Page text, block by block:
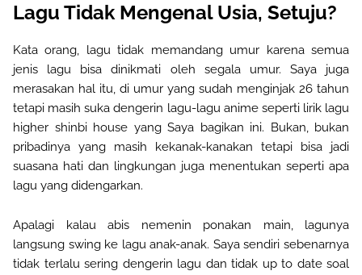
Lagu Tidak Mengenal Usia, Setuju?
Kata orang, lagu tidak memandang umur karena semua
jenis lagu bisa dinikmati oleh segala umur. Saya juga
merasakan hal itu, di umur yang sudah menginjak 26 tahun
tetapi masih suka dengerin lagu-lagu anime seperti lirik lagu
higher shinbi house yang Saya bagikan ini. Bukan, bukan
pribadinya yang masih kekanak-kanakan tetapi bisa jadi
suasana hati dan lingkungan juga menentukan seperti apa
lagu yang didengarkan.
Apalagi kalau abis nemenin ponakan main, lagunya
langsung swing ke lagu anak-anak. Saya sendiri sebenarnya
tidak terlalu sering dengerin lagu dan tidak up to date soal